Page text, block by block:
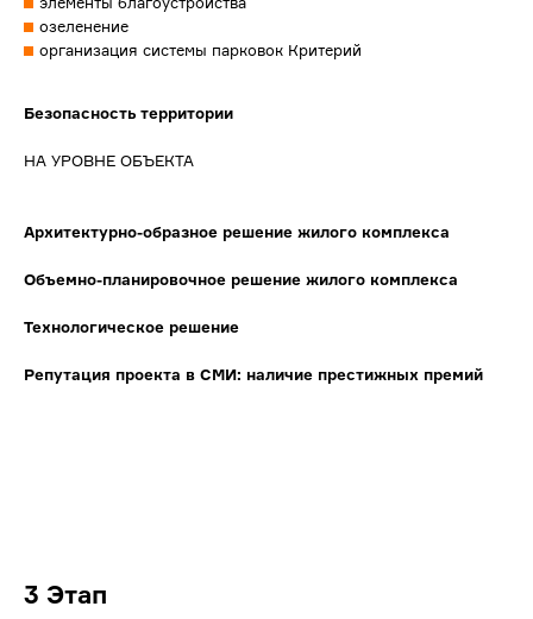
озеленение
организация системы парковок Критерий
Безопасность территории
НА УРОВНЕ ОБЪЕКТА
Архитектурно-образное решение жилого комплекса
Объемно-планировочное решение жилого комплекса
Технологическое решение
Репутация проекта в СМИ: наличие престижных премий
3 Этап